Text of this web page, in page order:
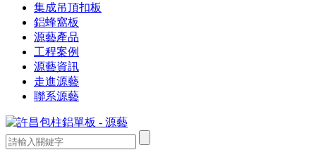
集成吊頂扣板
鋁蜂窩板
源藝產品
工程案例
源藝資訊
走進源藝
聯系源藝